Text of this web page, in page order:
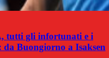
tutti gli infortunati e i
Buongiorno a Isaksen